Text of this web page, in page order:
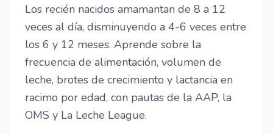
Los recién nacidos amamantan de 8 a 12
veces al día, disminuyendo a 4-6 veces entre
los 6 y 12 meses. Aprende sobre la
frecuencia de alimentación, volumen de
leche, brotes de crecimiento y lactancia en
racimo por edad, con pautas de la AAP, la
OMS y La Leche League.